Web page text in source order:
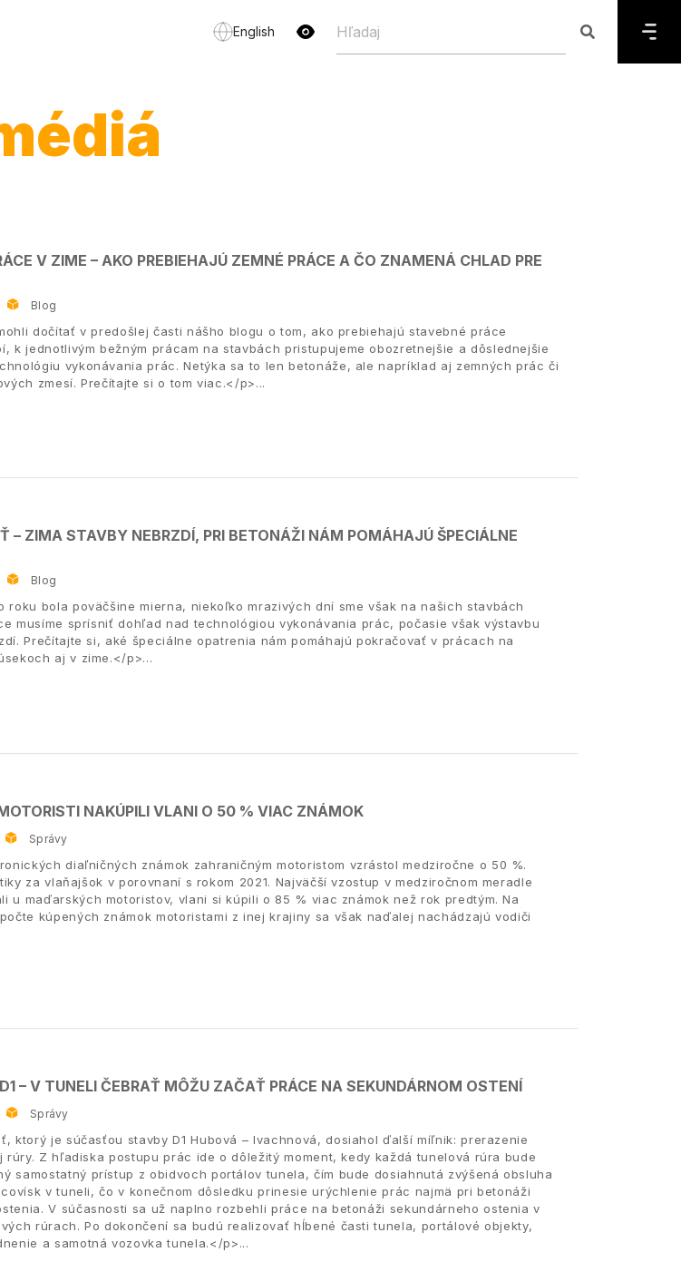
English
V ZIME – AKO PREBIEHAJÚ ZEMNÉ PRÁCE A ČO ZNAMENÁ CHLAD PRE
Blog
dočítať v predošlej časti nášho blogu o tom, ako prebiehajú stavebné práce
k jednotlivým bežným prácam na stavbách pristupujeme obozretnejšie a dôslednejšie
vykonávania prác. Netýka sa to len betonáže, ale napríklad aj zemných prác či
zmesí. Prečítajte si o tom viac.</p>
– ZIMA STAVBY NEBRZDÍ, PRI BETONÁŽI NÁM POMÁHAJÚ ŠPECIÁLNE
Blog
roku bola poväčšine mierna, niekoľko mrazivých dní sme však na našich stavbách
musíme sprísniť dohľad nad technológiou vykonávania prác, počasie však výstavbu
Prečítajte si, aké špeciálne opatrenia nám pomáhajú pokračovať v prácach na
aj v zime.</p>
NAKÚPILI VLANI O 50 % VIAC ZNÁMOK
Správy
diaľničných známok zahraničným motoristom vzrástol medziročne o 50 %.
za vlaňajšok v porovnaní s rokom 2021. Najväčší vzostup v medziročnom meradle
u maďarských motoristov, vlani si kúpili o 85 % viac známok než rok predtým. Na
kúpených známok motoristami z inej krajiny sa však naďalej nachádzajú vodiči
– V TUNELI ČEBRAŤ MÔŽU ZAČAŤ PRÁCE NA SEKUNDÁRNOM OSTENÍ
Správy
ktorý je súčasťou stavby D1 Hubová – Ivachnová, dosiahol ďalší míľnik: prerazenie
rúry. Z hľadiska postupu prác ide o dôležitý moment, kedy každá tunelová rúra bude
samostatný prístup z obidvoch portálov tunela, čím bude dosiahnutá zvýšená obsluha
v tuneli, čo v konečnom dôsledku prinesie urýchlenie prác najmä pri betonáži
V súčasnosti sa už naplno rozbehli práce na betonáži sekundárneho ostenia v
rúrach. Po dokončení sa budú realizovať hĺbené časti tunela, portálové objekty,
a samotná vozovka tunela.</p>